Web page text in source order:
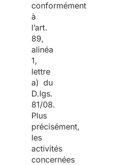
conformément
à
l’art.
89,
alinéa
1,
lettre
a) du
D.lgs.
81/08.
Plus
précisément,
les
activités
concernées